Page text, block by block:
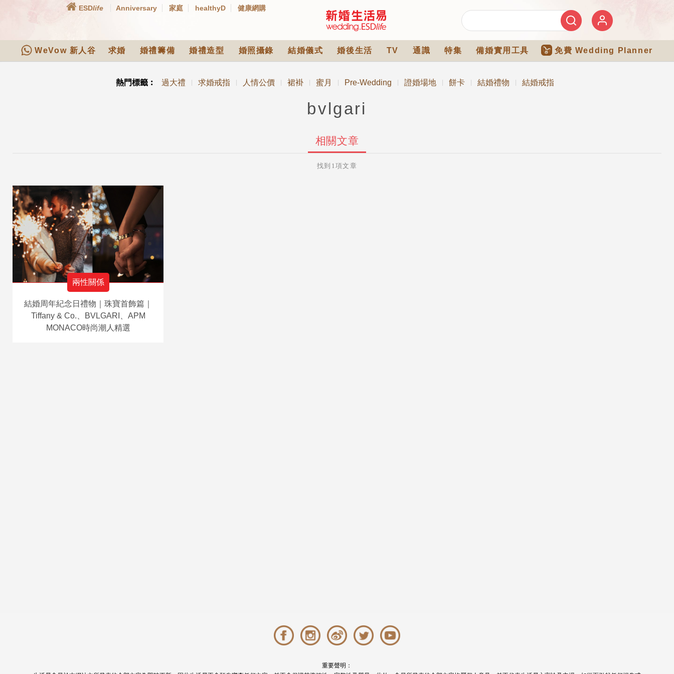
ESDlife Anniversary 家庭 healthyD 健康網購
WeVow 新人谷 求婚 婚禮籌備 婚禮造型 婚照攝錄 結婚儀式 婚後生活 TV 通識 特集 備婚實用工具 免費 Wedding Planner
熱門標籤︰ 過大禮 求婚戒指 人情公價 裙褂 蜜月 Pre-Wedding 證婚場地 餅卡 結婚禮物 結婚戒指
bvlgari
相關文章
找到1項文章
兩性關係
結婚周年紀念日禮物｜珠寶首飾篇｜
Tiffany & Co.、BVLGARI、APM
MONACO時尚潮人精選
重要聲明：